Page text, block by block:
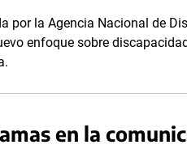
por la Agencia Nacional de
enfoque sobre
en la